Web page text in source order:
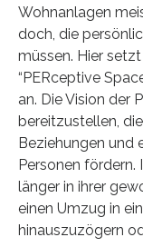
Wohnanlagen
doch, die
müssen. Hier
“PERceptive
an. Die Vision der
bereitzustellen,
Beziehungen und
Personen fördern.
länger in ihrer
einen Umzug in
hinauszuzögern